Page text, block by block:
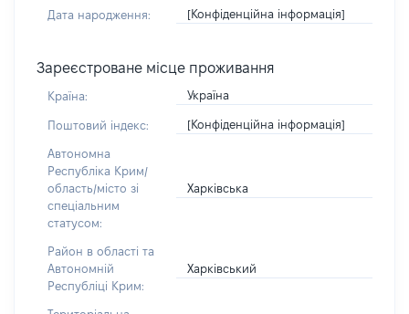
Дата народження: [Конфіденційна інформація]
Зареєстроване місце проживання
Країна: Україна
Поштовий індекс: [Конфіденційна інформація]
Автономна
Республіка Крим/
область/місто зі
спеціальним
статусом:
Харківська
Район в області та
Автономній
Республіці Крим:
Харківський